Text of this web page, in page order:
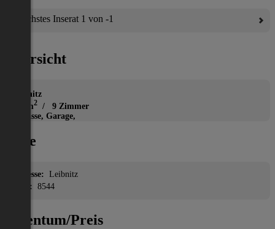
Nächstes Inserat 1 von -1
Übersicht
Leibnitz
154 m2 / 9 Zimmer
Terrasse, Garage,
Lage
Adresse: Leibnitz
PLZ:
8544
Eigentum/Preis